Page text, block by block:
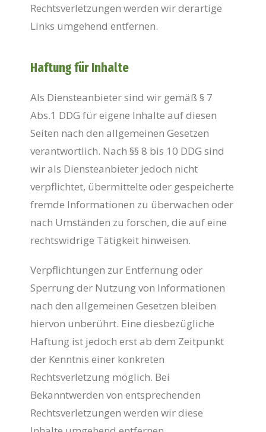
Rechtsverletzungen werden wir derartige
Links umgehend entfernen.
Haftung für Inhalte
Als Diensteanbieter sind wir gemäß § 7
Abs.1 DDG für eigene Inhalte auf diesen
Seiten nach den allgemeinen Gesetzen
verantwortlich. Nach §§ 8 bis 10 DDG sind
wir als Diensteanbieter jedoch nicht
verpflichtet, übermittelte oder gespeicherte
fremde Informationen zu überwachen oder
nach Umständen zu forschen, die auf eine
rechtswidrige Tätigkeit hinweisen.
Verpflichtungen zur Entfernung oder
Sperrung der Nutzung von Informationen
nach den allgemeinen Gesetzen bleiben
hiervon unberührt. Eine diesbezügliche
Haftung ist jedoch erst ab dem Zeitpunkt
der Kenntnis einer konkreten
Rechtsverletzung möglich. Bei
Bekanntwerden von entsprechenden
Rechtsverletzungen werden wir diese